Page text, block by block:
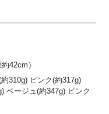
42cm）
310g) ピンク(約317g)
ベージュ(約347g) ピンク